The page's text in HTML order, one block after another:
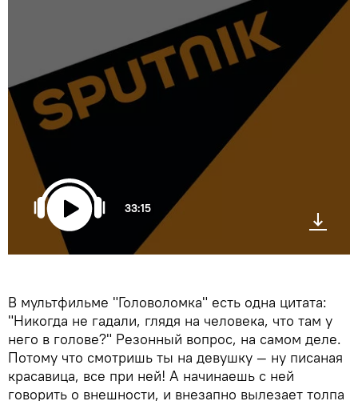
33:15
В мультфильме "Головоломка" есть одна цитата:
"Никогда не гадали, глядя на человека, что там у
него в голове?" Резонный вопрос, на самом деле.
Потому что смотришь ты на девушку — ну писаная
красавица, все при ней! А начинаешь с ней
говорить о внешности, и внезапно вылезает толпа